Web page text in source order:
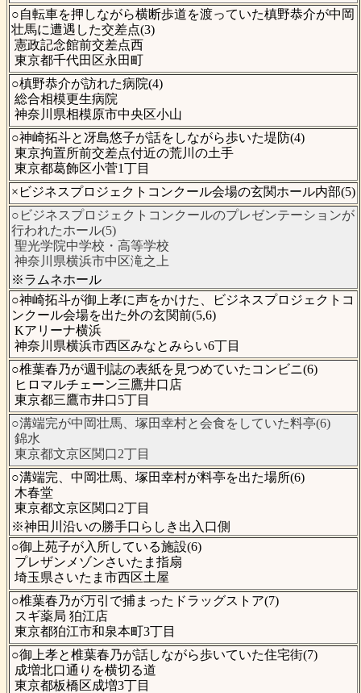
○自転車を押しながら横断歩道を渡っていた槙野恭介が中岡
壮馬に遭遇した交差点(3)
憲政記念館前交差点西
東京都千代田区永田町
○槙野恭介が訪れた病院(4)
総合相模更生病院
神奈川県相模原市中央区小山
○神崎拓斗と冴島悠子が話をしながら歩いた堤防(4)
東京拘置所前交差点付近の荒川の土手
東京都葛飾区小菅1丁目
×ビジネスプロジェクトコンクール会場の玄関ホール内部(5)
○ビジネスプロジェクトコンクールのプレゼンテーションが
行われたホール(5)
聖光学院中学校・高等学校
神奈川県横浜市中区滝之上
※ラムネホール
○神崎拓斗が御上孝に声をかけた、ビジネスプロジェクトコ
ンクール会場を出た外の玄関前(5,6)
Kアリーナ横浜
神奈川県横浜市西区みなとみらい6丁目
○椎葉春乃が週刊誌の表紙を見つめていたコンビニ(6)
ヒロマルチェーン三鷹井口店
東京都三鷹市井口5丁目
○溝端完が中岡壮馬、塚田幸村と会食をしていた料亭(6)
錦水
東京都文京区関口2丁目
○溝端完、中岡壮馬、塚田幸村が料亭を出た場所(6)
木春堂
東京都文京区関口2丁目
※神田川沿いの勝手口らしき出入口側
○御上苑子が入所している施設(6)
プレザンメゾンさいたま指扇
埼玉県さいたま市西区土屋
○椎葉春乃が万引で捕まったドラッグストア(7)
スギ薬局 狛江店
東京都狛江市和泉本町3丁目
○御上孝と椎葉春乃が話しながら歩いていた住宅街(7)
成増北口通りを横切る道
東京都板橋区成増3丁目